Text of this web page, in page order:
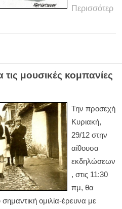
Περισσότερ
μουσικές κομπανίες
Την προσεχή
Κυριακή,
29/12 στην
αίθουσα
εκδηλώσεων
, στις 11:30
πμ, θα
ομιλία-έρευνα με